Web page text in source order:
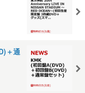
＋通